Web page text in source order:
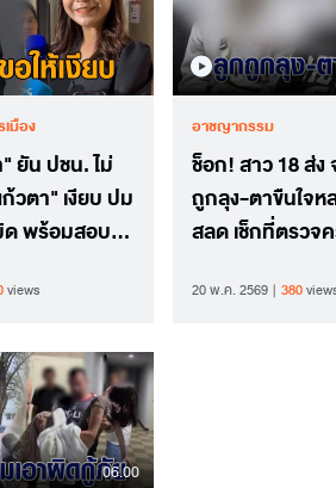
มือง
น ปชน. ไม่
วตา" เงียบ ปม
บ
views
อาชญากรรม
ช็อก! สาว 18 ส่ง
ถูกลุง-ตาขืนใจห
สลด เช็กที่ตรวจ
20 พ.ค. 2569 380
06.00